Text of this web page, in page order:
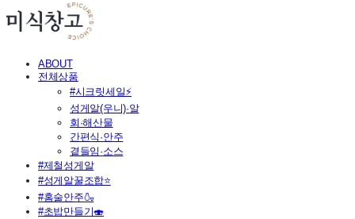
ABOUT
전체상품
#시크릿세일⚡
성게알(우니)·알
회·해산물
간편식·안주
곁들임·소스
#제철성게알
#성게알꿀조합⭐
#홈술안주🍶
#초밥만들기🍣